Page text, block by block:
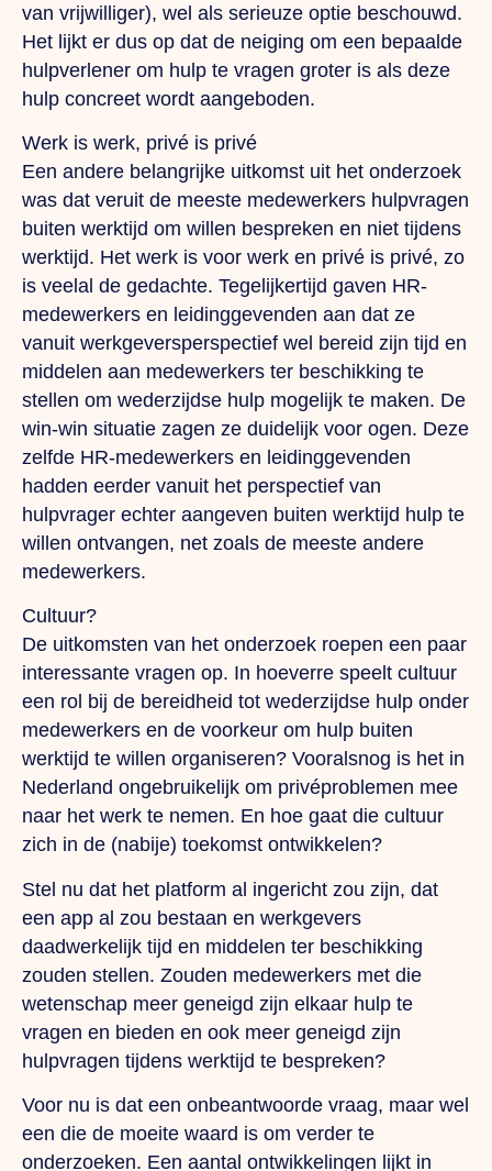
van vrijwilliger), wel als serieuze optie beschouwd.
Het lijkt er dus op dat de neiging om een bepaalde
hulpverlener om hulp te vragen groter is als deze
hulp concreet wordt aangeboden.
Werk is werk, privé is privé
Een andere belangrijke uitkomst uit het onderzoek
was dat veruit de meeste medewerkers hulpvragen
buiten werktijd om willen bespreken en niet tijdens
werktijd. Het werk is voor werk en privé is privé, zo
is veelal de gedachte. Tegelijkertijd gaven HR-
medewerkers en leidinggevenden aan dat ze
vanuit werkgeversperspectief wel bereid zijn tijd en
middelen aan medewerkers ter beschikking te
stellen om wederzijdse hulp mogelijk te maken. De
win-win situatie zagen ze duidelijk voor ogen. Deze
zelfde HR-medewerkers en leidinggevenden
hadden eerder vanuit het perspectief van
hulpvrager echter aangeven buiten werktijd hulp te
willen ontvangen, net zoals de meeste andere
medewerkers.
Cultuur?
De uitkomsten van het onderzoek roepen een paar
interessante vragen op. In hoeverre speelt cultuur
een rol bij de bereidheid tot wederzijdse hulp onder
medewerkers en de voorkeur om hulp buiten
werktijd te willen organiseren? Vooralsnog is het in
Nederland ongebruikelijk om privéproblemen mee
naar het werk te nemen. En hoe gaat die cultuur
zich in de (nabije) toekomst ontwikkelen?
Stel nu dat het platform al ingericht zou zijn, dat
een app al zou bestaan en werkgevers
daadwerkelijk tijd en middelen ter beschikking
zouden stellen. Zouden medewerkers met die
wetenschap meer geneigd zijn elkaar hulp te
vragen en bieden en ook meer geneigd zijn
hulpvragen tijdens werktijd te bespreken?
Voor nu is dat een onbeantwoorde vraag, maar wel
een die de moeite waard is om verder te
onderzoeken. Een aantal ontwikkelingen lijkt in